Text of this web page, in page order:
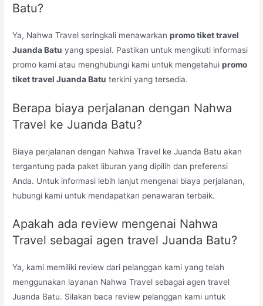
Batu?
Ya, Nahwa Travel seringkali menawarkanpromo tiket travel
Juanda Batu yang spesial. Pastikan untuk mengikuti informasi
promo kami atau menghubungi kami untuk mengetahuipromo
tiket travel Juanda Batu terkini yang tersedia.
Berapa biaya perjalanan dengan Nahwa
Travel ke Juanda Batu?
Biaya perjalanan dengan Nahwa Travel ke Juanda Batu akan
tergantung pada paket liburan yang dipilih dan preferensi
Anda. Untuk informasi lebih lanjut mengenai biaya perjalanan,
hubungi kami untuk mendapatkan penawaran terbaik.
Apakah ada review mengenai Nahwa
Travel sebagai agen travel Juanda Batu?
Ya, kami memiliki review dari pelanggan kami yang telah
menggunakan layanan Nahwa Travel sebagai agen travel
Juanda Batu. Silakan baca review pelanggan kami untuk